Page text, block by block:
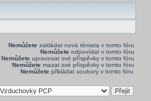
Nemůžete zakládat nová témata v tomto fóru
Nemůžete odpovídat v tomto fóru
Nemůžete upravovat své příspěvky v tomto fóru
Nemůžete mazat své příspěvky v tomto fóru
Nemůžete přikládat soubory v tomto fóru